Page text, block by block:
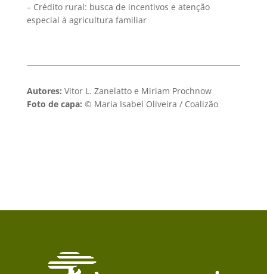
– Crédito rural: busca de incentivos e atenção
especial à agricultura familiar
Autores: Vitor L. Zanelatto e Miriam Prochnow
Foto de capa: © Maria Isabel Oliveira / Coalizão